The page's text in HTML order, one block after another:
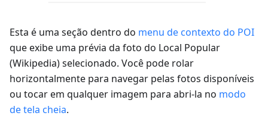
Esta é uma seção dentro do menu de contexto do POI
que exibe uma prévia da foto do Local Popular
(Wikipedia) selecionado. Você pode rolar
horizontalmente para navegar pelas fotos disponíveis
ou tocar em qualquer imagem para abri-la no modo
de tela cheia.